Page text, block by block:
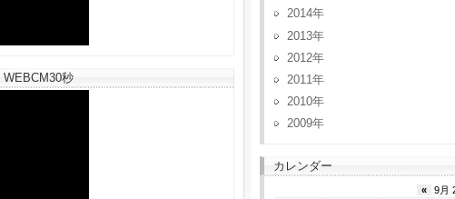
秒
2014
2013
2012
2011
2010
2009
カレンダー
« 9月